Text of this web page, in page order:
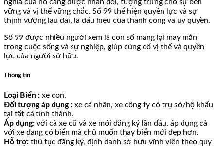
nghĩa của nó càng được nhân đôi, tượng trưng cho sự bền
vững và vị thế vững chắc. Số 99 thể hiện quyền lực và sự
thịnh vượng lâu dài, là dấu hiệu của thành công và uy quyền.
Số 99 được nhiều người xem là con số mang lại may mắn
trong cuộc sống và sự nghiệp, giúp củng cố vị thế và quyền
lực của người sở hữu.
Thông tin
Loại Biển : xe con.
Đối tượng áp dụng : xe cá nhân, xe công ty có trụ sở/hộ khẩu
tại tất cả tỉnh thành.
Áp dụng: với cả xe cũ và xe mới đăng ký lần đầu, áp dụng cả
với xe đang có biển mà chủ muốn thay biển mới đẹp hơn.
Hỗ trợ: thủ tục đăng ký, định danh sở hữu vĩnh viễn theo quy